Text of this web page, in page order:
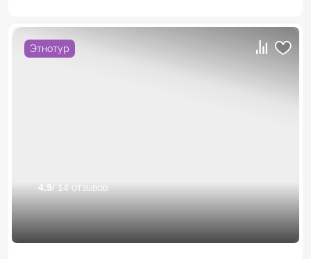
Этнотур
4.9 / 14 отзывов